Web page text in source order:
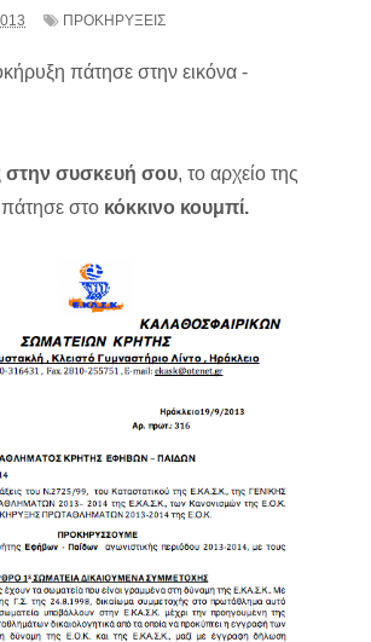
ΠΡΟΚΗΡΥΞΕΙΣ
πάτησε στην εικόνα -
στην συσκευή σου, το αρχείο της
στο κόκκινο κουμπί.